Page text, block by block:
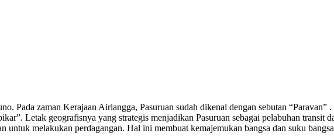
Pada zaman Kerajaan Airlangga, Pasuruan sudah dikenal dengan sebutan “Paravan”
Letak geografisnya yang strategis menjadikan Pasuruan sebagai pelabuhan transit
untuk melakukan perdagangan. Hal ini membuat kemajemukan bangsa dan suku